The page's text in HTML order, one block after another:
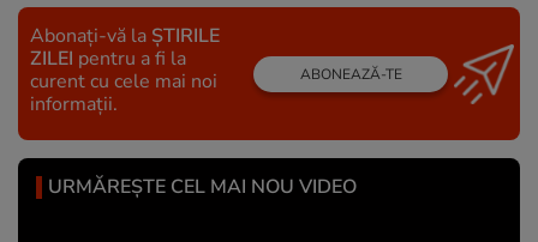
Abonați-vă la ȘTIRILE
ZILEI pentru a fi la
curent cu cele mai noi
informații.
ABONEAZĂ-TE
URMĂREȘTE CEL MAI NOU VIDEO